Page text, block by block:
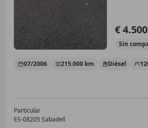
€ 4.500
Sin
07/2006 215.000 km Diésel
Particular
ES-08205 Sabadell